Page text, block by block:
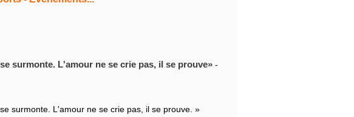
surmonte. L'amour ne se crie pas, il se prouve
-
surmonte. L'amour ne se crie pas, il se prouve. »